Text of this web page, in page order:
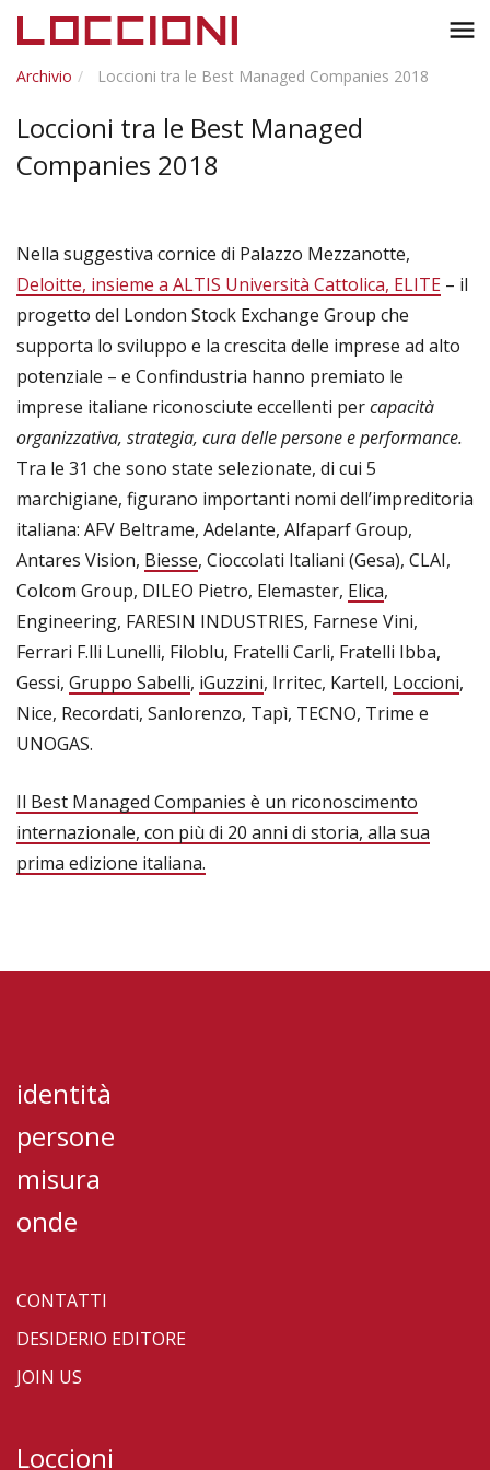
menu
Archivio Loccioni tra le Best Managed Companies 2018
Loccioni tra le Best Managed
Companies 2018
Nella suggestiva cornice di Palazzo Mezzanotte,
Deloitte, insieme a ALTIS Università Cattolica, ELITE – il
progetto del London Stock Exchange Group che
supporta lo sviluppo e la crescita delle imprese ad alto
potenziale – e Confindustria hanno premiato le
imprese italiane riconosciute eccellenti percapacità
organizzativa, strategia, cura delle persone e performance.
Tra le 31 che sono state selezionate, di cui 5
marchigiane, figurano importanti nomi dell’impreditoria
italiana: AFV Beltrame, Adelante, Alfaparf Group,
Antares Vision, Biesse, Cioccolati Italiani (Gesa), CLAI,
Colcom Group, DILEO Pietro, Elemaster, Elica,
Engineering, FARESIN INDUSTRIES, Farnese Vini,
Ferrari F.lli Lunelli, Filoblu, Fratelli Carli, Fratelli Ibba,
Gessi, Gruppo Sabelli, iGuzzini, Irritec, Kartell, Loccioni,
Nice, Recordati, Sanlorenzo, Tapì, TECNO, Trime e
UNOGAS.
Il Best Managed Companies è un riconoscimento
internazionale, con più di 20 anni di storia, alla sua
prima edizione italiana.
identità
persone
misura
onde
CONTATTI
DESIDERIO EDITORE
JOIN US
Loccioni